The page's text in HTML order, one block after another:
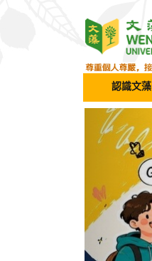
認識文藻